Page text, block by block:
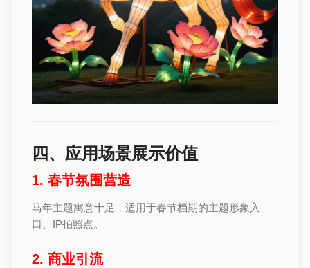
四、应用场景展示价值
1. 春节氛围营造
马年主题寓意十足，适用于春节档期的主题形象入
口、IP拍照点。
2. 商业引流